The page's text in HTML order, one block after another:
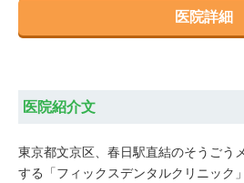
医院詳細
医院紹介文
東京都文京区、春日駅直結のそうごう
する「フィックスデンタルクリニック」